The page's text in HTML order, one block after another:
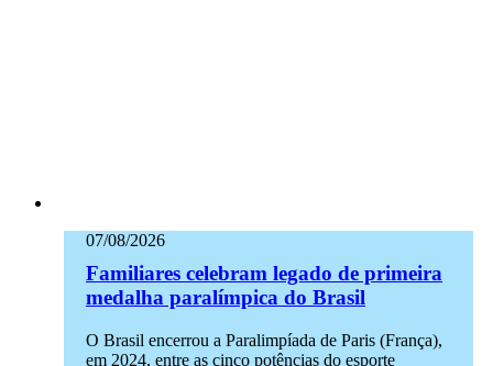
07/08/2026
Familiares celebram legado de primeira
medalha paralímpica do Brasil
O Brasil encerrou a Paralimpíada de Paris (França),
em 2024, entre as cinco potências do esporte